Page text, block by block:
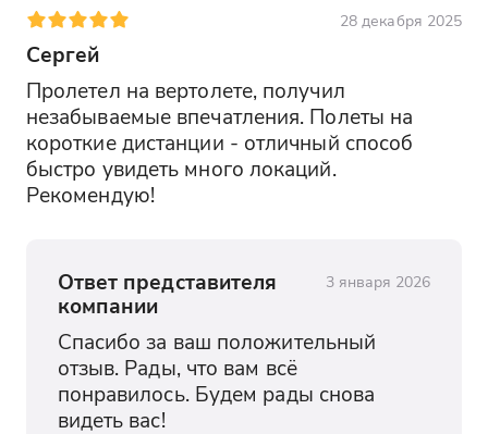
28 декабря 2025
Сергей
Пролетел на вертолете, получил
незабываемые впечатления. Полеты на
короткие дистанции - отличный способ
быстро увидеть много локаций.
Рекомендую!
Ответ представителя
компании
3 января 2026
Спасибо за ваш положительный
отзыв. Рады, что вам всё
понравилось. Будем рады снова
видеть вас!